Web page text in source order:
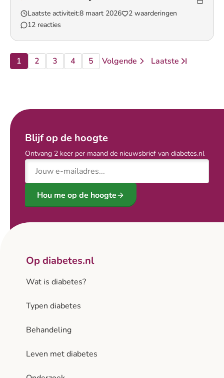
Laatste activiteit:8 maart 2026
2 waarderingen
12 reacties
Ga naar
pagina
1 pagina
2 pagina
3 pagina
4 pagina
5 Volgende
pagina Laatste
pagina
Blijf op de hoogte
Ontvang 2 keer per maand de nieuwsbrief van diabetes.nl
E-mailadres
Hou me op de hoogte
Op diabetes.nl
Wat is diabetes?
Typen diabetes
Behandeling
Leven met diabetes